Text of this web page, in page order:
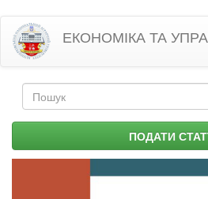
Перейти
основного
матеріалу
ЕКОНОМІКА ТА
Пошукова
форма ПОДАТИ